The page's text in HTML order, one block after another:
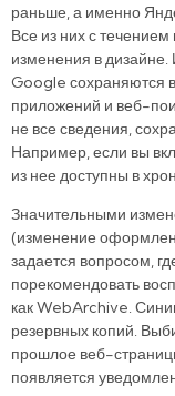
раньше, а именно
Все из них с
изменения в дизайне.
Google сохраняются
приложений и веб-
не все сведения,
Например, если вы
из нее доступны в
Значительными
(изменение
задается вопросом,
порекомендовать
как WebArchive.
резервных копий.
прошлое веб-
появляется